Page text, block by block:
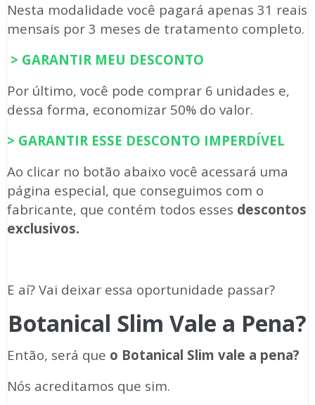
Nesta modalidade você pagará apenas 31 reais
mensais por 3 meses de tratamento completo.
> GARANTIR MEU DESCONTO
Por último, você pode comprar 6 unidades e,
dessa forma, economizar 50% do valor.
> GARANTIR ESSE DESCONTO IMPERDÍVEL
Ao clicar no botão abaixo você acessará uma
página especial, que conseguimos com o
fabricante, que contém todos esses descontos
exclusivos.
E aí? Vai deixar essa oportunidade passar?
Botanical Slim Vale a Pena?
Então, será que o Botanical Slim vale a pena?
Nós acreditamos que sim.